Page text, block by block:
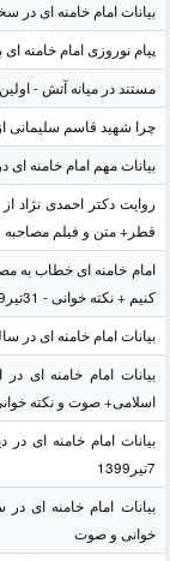
بیانات امام خامنه ای
پیام نوروزی امام خامنه ای
مستند در میانه آتش -
چرا شهید قاسم سلیمانی
بیانات مهم امام خامنه
روایت دکتر احمدی نژاد
قطر+ متن و فیلم مصاحبه
امام خامنه ای خطاب به
کنیم + نکته خوانی - 31تیر99
بیانات امام خامنه ای در
بیانات امام خامنه ای
اسلامی+ صوت و نکته خوانی-
بیانات امام خامنه ای
7تیر1399
بیانات امام خامنه ای
خوانی و صوت